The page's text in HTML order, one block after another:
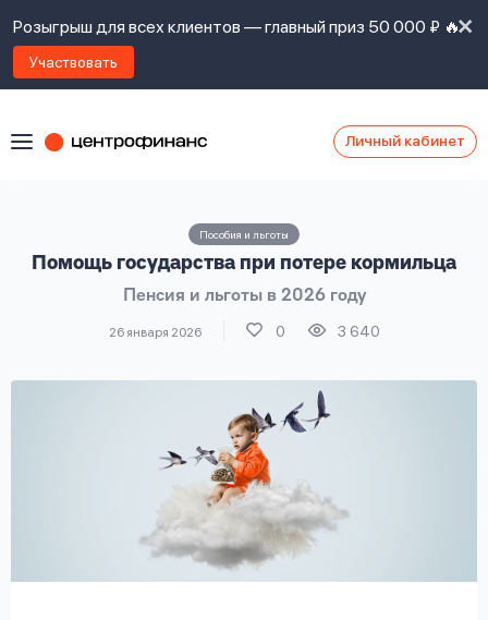
Розыгрыш для всех клиентов — главный приз 50 000 ₽ 🔥
Участвовать
Личный кабинет
Пособия и льготы
Помощь государства при потере кормильца
Пенсия и льготы в 2026 году
26 января 2026 0 3 640
Наши с
правилами
займов,